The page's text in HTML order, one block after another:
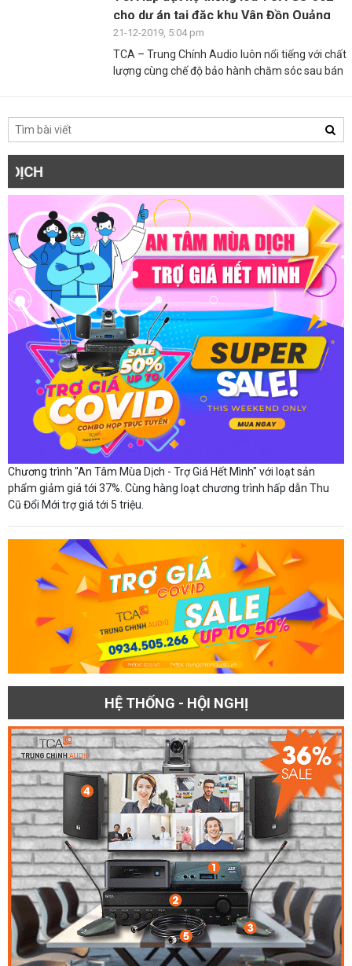
cho dự án tại đặc khu Vân Đồn Quảng
Ninh
21-12-2019, 5:04 pm
TCA – Trung Chính Audio luôn nổi tiếng với chất
lượng cùng chế độ bảo hành chăm sóc sau bán
Chương trình "An Tâm Mùa Dịch - Trợ Giá Hết Mình" với loạt sản
phẩm giảm giá tới 37%. Cùng hàng loạt chương trình hấp dẫn Thu
Cũ Đổi Mới trợ giá tới 5 triệu.
HỆ THỐNG - HỘI NGHỊ